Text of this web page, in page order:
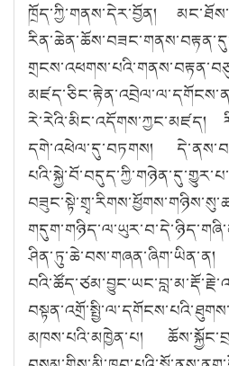
ཁྲོད་ཀྱི་གནས་དེར་བྱོན།
རེ་རེའི་མིང་འདོགས་ཀྱང་མཛད།
དགེ་འཕེལ་དུ་བཏགས།
ཤིན་ཏུ་ཆེ་བས་གཞན་ཞིག་ཡིན་ན།
མཁས་པའི་མཁྱེན་པ།